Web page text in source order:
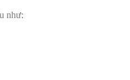
như: